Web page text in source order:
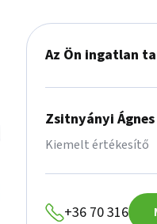
Az Ön ingatlan
Zsitnyányi Ágnes
Kiemelt értékesítő
+36 70 316